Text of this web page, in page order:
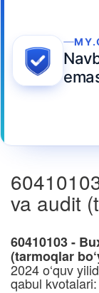
va audit
60410103 -
(tarmoqlar
2024 o‘quv
qabul kvotalari: